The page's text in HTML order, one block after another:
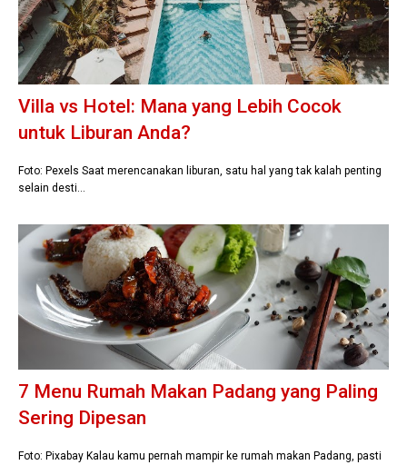
Villa vs Hotel: Mana yang Lebih Cocok
untuk Liburan Anda?
Foto: Pexels Saat merencanakan liburan, satu hal yang tak kalah penting
selain desti…
7 Menu Rumah Makan Padang yang Paling
Sering Dipesan
Foto: Pixabay Kalau kamu pernah mampir ke rumah makan Padang, pasti